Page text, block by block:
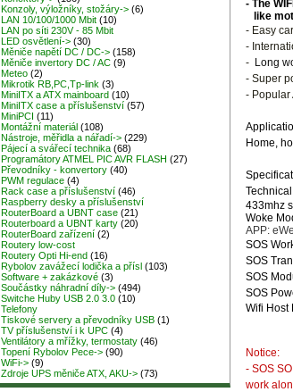
Konzoly, výložníky, stožáry-> (6)
LAN 10/100/1000 Mbit (10)
LAN po síti 230V - 85 Mbit
LED osvětlení-> (30)
Měniče napětí DC / DC-> (158)
Měniče invertory DC / AC (9)
Meteo (2)
Mikrotik RB,PC,Tp-link (3)
MiniITX a ATX mainboard (10)
MiniITX case a příslušenství (57)
MiniPCI (11)
Montážní materiál (108)
Nástroje, měřidla a nářadí-> (229)
Pájecí a svářecí technika (68)
Programátory ATMEL PIC AVR FLASH (27)
Převodníky - konvertory (40)
PWM regulace (4)
Rack case a příslušenství (46)
Raspberry desky a příslušenství
RouterBoard a UBNT case (21)
Routerboard a UBNT karty (20)
RouterBoard zařízení (2)
Routery low-cost
Routery Opti Hi-end (16)
Rybolov zavážecí lodička a přísl (103)
Software + zakázkové (3)
Součástky náhradní díly-> (494)
Switche Huby USB 2.0 3.0 (10)
Telefony
Tiskové servery a převodníky USB (1)
TV příslušenství i k UPC (4)
Ventilátory a mřížky, termostaty (46)
Topení Rybolov Pece-> (90)
WiFi-> (9)
Zdroje UPS měniče ATX, AKU-> (73)
- The
like
- Easy
-
- Long
- Super
- Popular
Home,
433mhz
Woke
APP:
SOS
SOS
SOS
SOS
Wifi Host
Notice:
- SOS
work